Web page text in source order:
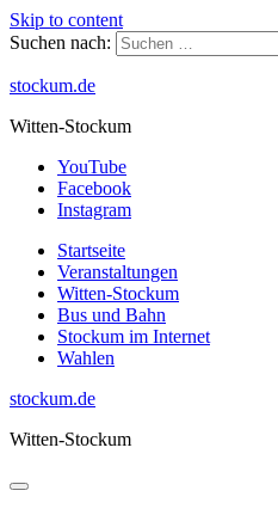
Skip to content
Suchen nach:
stockum.de
Witten-Stockum
YouTube
Facebook
Instagram
Startseite
Veranstaltungen
Witten-Stockum
Bus und Bahn
Stockum im Internet
Wahlen
stockum.de
Witten-Stockum